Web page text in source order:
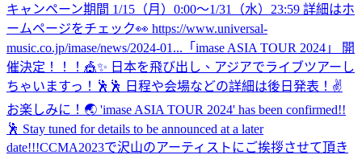
キャンペーン期間 1/15（月）0:00〜1/31（水）23:59 詳細はホ
ームページをチェック👀 https://www.universal-
music.co.jp/imase/news/2024-01... 「imase ASIA TOUR 2024」 開
催決定！！！🎪✨ 日本を飛び出し、アジアでライブツアーし
ちゃいますっ！🕺🕺 日程や会場などの詳細は後日発表！✌️
お楽しみに！🌏 'imase ASIA TOUR 2024' has been confirmed!!
🕺 Stay tuned for details to be announced at a later
date!!!CCMA2023で沢山のアーティストにご挨拶させて頂き